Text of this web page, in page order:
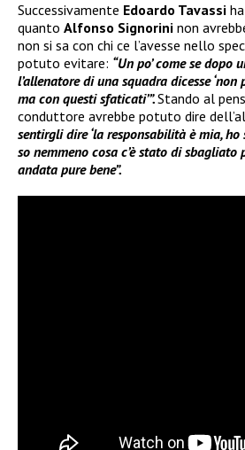
Successivamente Edoardo Tavassi
quanto Alfonso Signorini non
non si sa con chi ce l’avesse nello
potuto evitare: “Un po’ come se dopo
l’allenatore di una squadra dicesse ‘non
ma con questi sfaticati’”.Stando al
conduttore avrebbe potuto dire
sentirgli dire ‘la responsabilità è mia, ho
so nemmeno cosa c’è stato di sbagliato
andata pure bene”.